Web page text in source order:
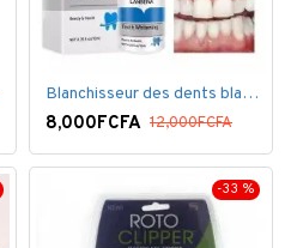
Blanchisseur des dents blanc éblouissant
8,000FCFA 12,000FCFA
-33 %